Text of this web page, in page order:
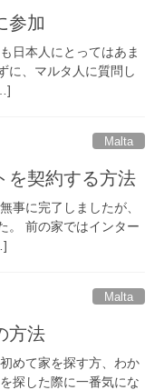
参加
日本人にとってはあま
に、マルタ人に質問し
Malta
を契約する方法
事に完了しましたが、
。 前の家ではインター
Malta
方法
めて家を探す方、わか
探した際に一番気にな